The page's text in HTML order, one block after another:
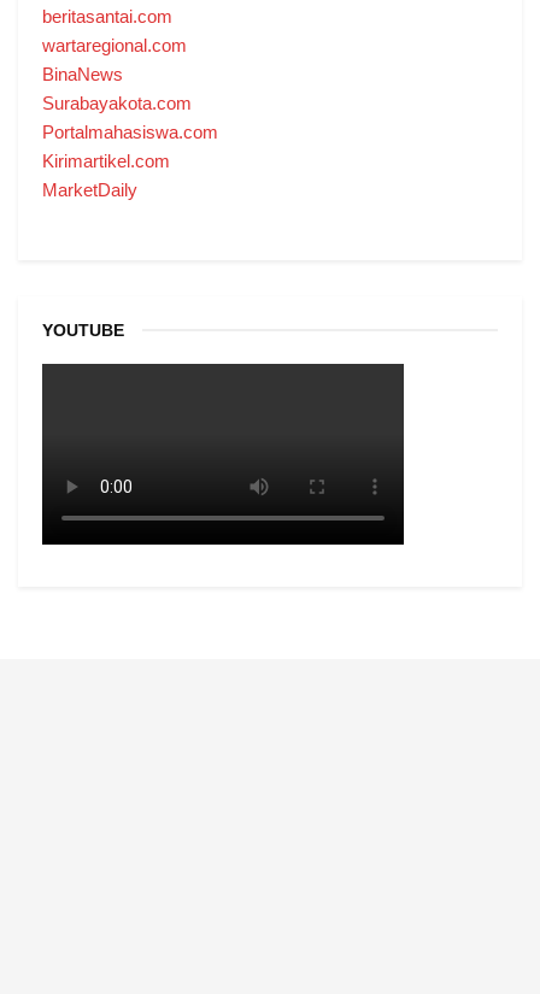
beritasantai.com
wartaregional.com
BinaNews
Surabayakota.com
Portalmahasiswa.com
Kirimartikel.com
MarketDaily
YOUTUBE